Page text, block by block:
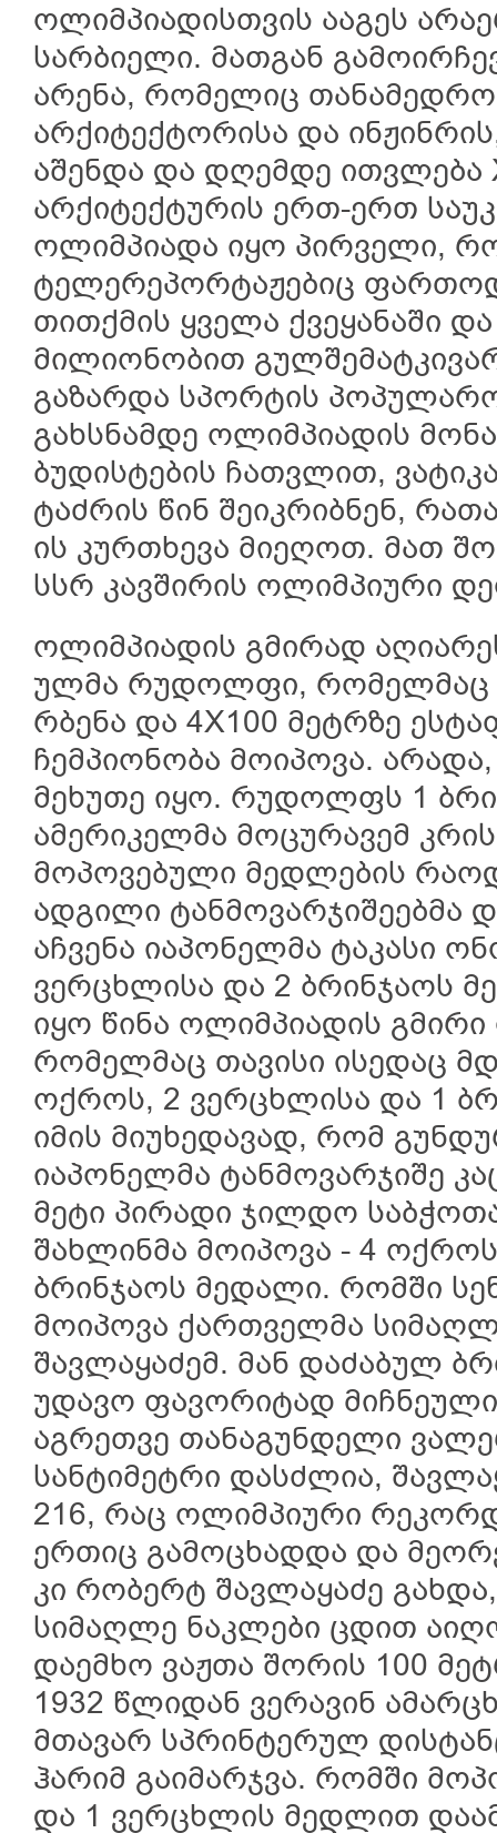
ოლიმპიადისთვის ააგეს
სარბიელი. მათგან
არენა, რომელიც
არქიტექტორისა და
აშენდა და დღემდე ითვლება
არქიტექტურის ერთ-ერთ
ოლიმპიადა იყო პირველი,
ტელერეპორტაჟებიც
თითქმის ყველა ქვეყანაში
მილიონობით
გაზარდა სპორტის
გახსნამდე ოლიმპიადის
ბუდისტების ჩათვლით,
ტაძრის წინ შეიკრიბნენ,
ის კურთხევა მიეღოთ. მათ
სსრ კავშირის ოლიმპიური
ოლიმპიადის გმირად
ულმა რუდოლფი, რომელმაც
რბენა და 4X100 მეტრზე
ჩემპიონობა მოიპოვა.
მეხუთე იყო. რუდოლფს 1
ამერიკელმა მოცურავემ
მოპოვებული მედლების
ადგილი ტანმოვარჯიშეებმა
აჩვენა იაპონელმა ტაკასი
ვერცხლისა და 2 ბრინჯაოს
იყო წინა ოლიმპიადის
რომელმაც თავისი ისედაც
ოქროს, 2 ვერცხლისა და 1
იმის მიუხედავად, რომ
იაპონელმა ტანმოვარჯიშე
მეტი პირადი ჯილდო
შახლინმა მოიპოვა - 4
ბრინჯაოს მედალი. რომში
მოიპოვა ქართველმა
შავლაყაძემ. მან დაძაბულ
უდავო ფავორიტად
აგრეთვე თანაგუნდელი
სანტიმეტრი დასძლია,
216, რაც ოლიმპიური
ერთიც გამოცხადდა და
კი რობერტ შავლაყაძე
სიმაღლე ნაკლები ცდით
დაემხო ვაჟთა შორის 100
1932 წლიდან ვერავინ
მთავარ სპრინტერულ
ჰარიმ გაიმარჯვა. რომში
და 1 ვერცხლის მედლით